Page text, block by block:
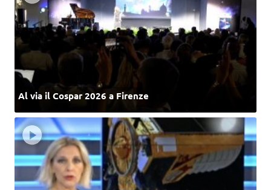
Al via il Cospar 2026 a Firenze